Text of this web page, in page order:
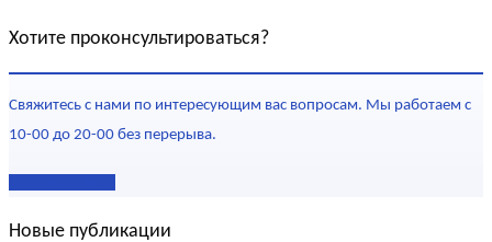
Хотите проконсультироваться?
Свяжитесь с нами по интересующим вас вопросам. Мы работаем с
10-00 до 20-00 без перерыва.
Новые публикации